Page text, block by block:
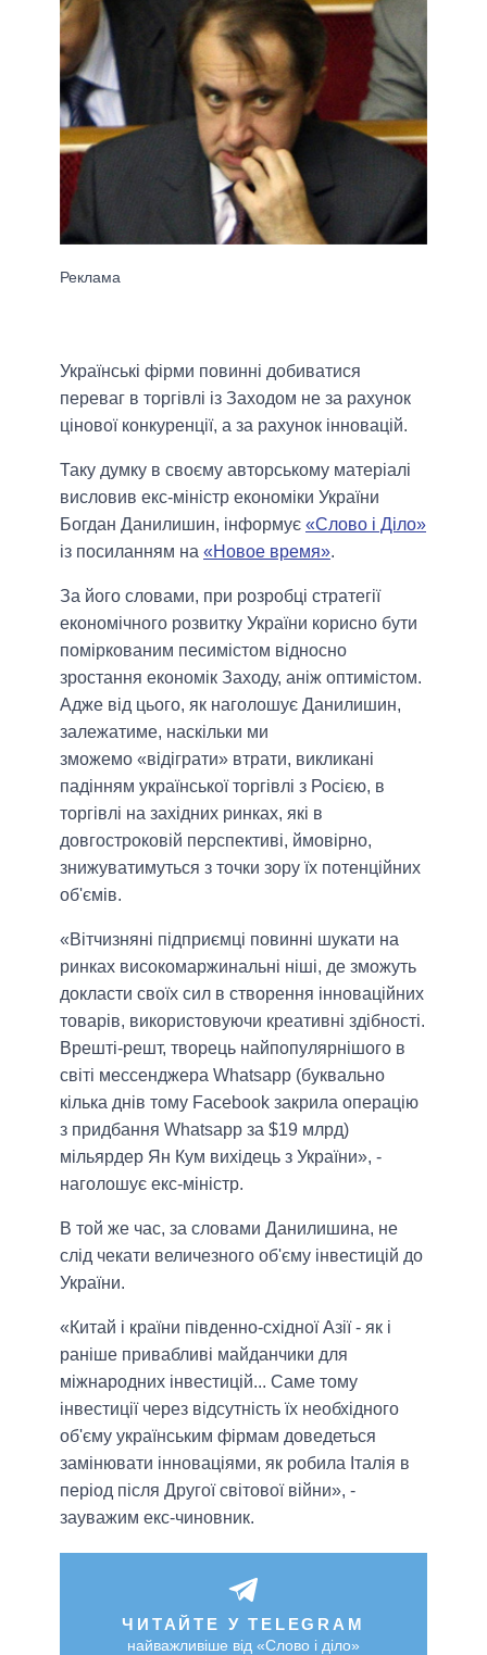
Українські фірми повинні добиватися
переваг в торгівлі із Заходом не за рахунок
цінової конкуренції, а за рахунок інновацій.
Таку думку в своєму авторському матеріалі
висловив екс-міністр економіки України
Богдан Данилишин, інформує «Слово і Діло»
із посиланням на «Новое время».
За його словами, при розробці стратегії
економічного розвитку України корисно бути
поміркованим песимістом відносно
зростання економік Заходу, аніж оптимістом.
Адже від цього, як наголошує Данилишин,
залежатиме, наскільки ми
зможемо «відіграти» втрати, викликані
падінням української торгівлі з Росією, в
торгівлі на західних ринках, які в
довгостроковій перспективі, ймовірно,
знижуватимуться з точки зору їх потенційних
об'ємів.
«Вітчизняні підприємці повинні шукати на
ринках високомаржинальні ніші, де зможуть
докласти своїх сил в створення інноваційних
товарів, використовуючи креативні здібності.
Врешті-решт, творець найпопулярнішого в
світі мессенджера Whatsapp (буквально
кілька днів тому Facebook закрила операцію
з придбання Whatsapp за $19 млрд)
мільярдер Ян Кум вихідець з України», -
наголошує екс-міністр.
В той же час, за словами Данилишина, не
слід чекати величезного об'єму інвестицій до
України.
«Китай і країни південно-східної Азії - як і
раніше привабливі майданчики для
міжнародних інвестицій... Саме тому
інвестиції через відсутність їх необхідного
об'єму українським фірмам доведеться
замінювати інноваціями, як робила Італія в
період після Другої світової війни», -
зауважим екс-чиновник.
ЧИТАЙТЕ У TELEGRAM
найважливіше від «Слово і діло»